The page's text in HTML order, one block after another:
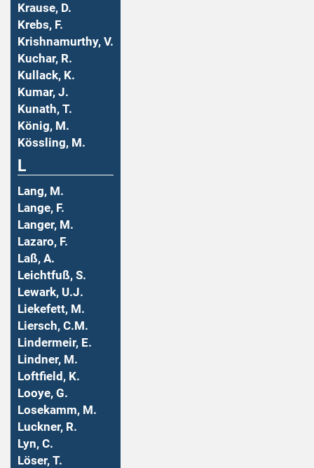
Krause, D.
Krebs, F.
Krishnamurthy, V.
Kuchar, R.
Kullack, K.
Kumar, J.
Kunath, T.
König, M.
Kössling, M.
L
Lang, M.
Lange, F.
Langer, M.
Lazaro, F.
Laß, A.
Leichtfuß, S.
Lewark, U.J.
Liekefett, M.
Liersch, C.M.
Lindermeir, E.
Lindner, M.
Loftfield, K.
Looye, G.
Losekamm, M.
Luckner, R.
Lyn, C.
Löser, T.